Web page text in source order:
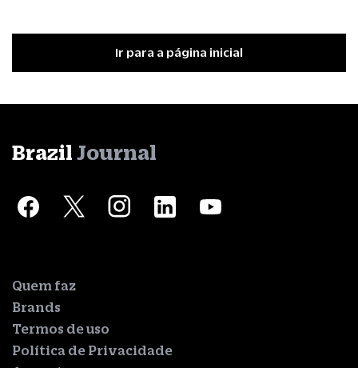
Ir para a página inicial
Brazil Journal
Quem faz
Brands
Termos de uso
Política de Privacidade